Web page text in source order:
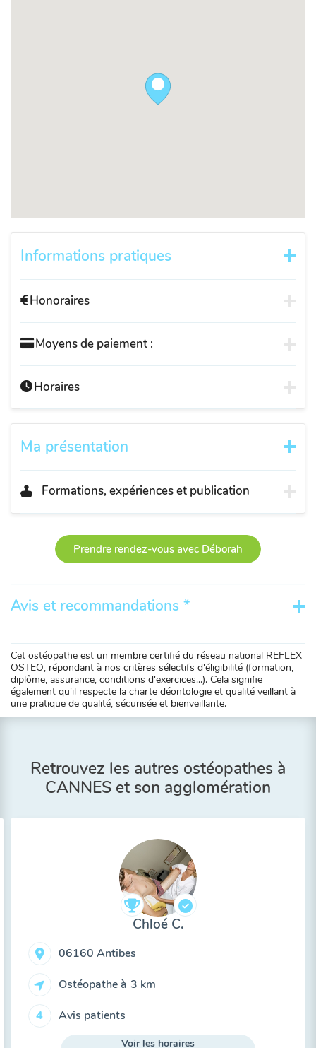
Informations pratiques
Honoraires
Moyens de paiement :
Horaires
Ma présentation
Formations, expériences et publication
Prendre rendez-vous avec Déborah
Avis et recommandations *
Cet ostéopathe est un membre certifié du réseau national REFLEX
OSTEO, répondant à nos critères sélectifs d'éligibilité (formation,
diplôme, assurance, conditions d'exercices...). Cela signifie
également qu'il respecte la charte déontologie et qualité veillant à
une pratique de qualité, sécurisée et bienveillante.
Retrouvez les autres ostéopathes à
CANNES et son agglomération
Chloé C.
06160 Antibes
Ostéopathe à 3 km
4 Avis patients
Voir les horaires